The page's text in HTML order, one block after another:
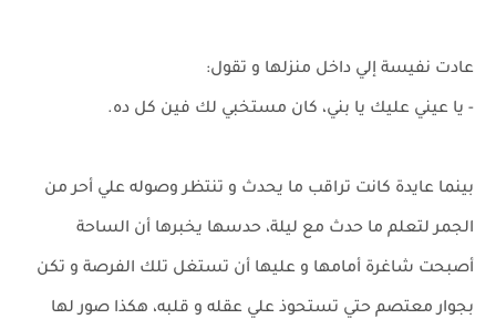
عادت نفيسة إلي داخل منزلها و تقول:
- يا عيني عليك يا بني، كان مستخبي لك فين كل ده.
بينما عايدة كانت تراقب ما يحدث و تنتظر وصوله علي أحر من
الجمر لتعلم ما حدث مع ليلة، حدسها يخبرها أن الساحة
أصبحت شاغرة أمامها و عليها أن تستغل تلك الفرصة و تكن
بجوار معتصم حتي تستحوذ علي عقله و قلبه، هكذا صور لها